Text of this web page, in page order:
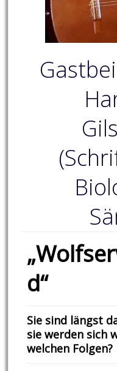
d“
Sie sind längst
sie werden sich
welchen Folgen?